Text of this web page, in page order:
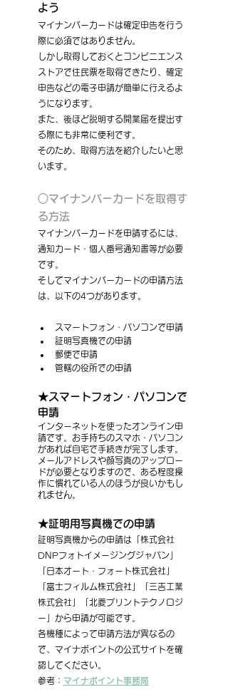
よう
マイナンバーカードは確定申告を行う
際に必須ではありません。
しかし取得しておくとコンビニエンス
ストアで住民票を取得できたり、確定
申告などの電子申請が簡単に行えるよ
うになります。
また、後ほど説明する開業届を提出す
る際にも非常に便利です。
そのため、取得方法を紹介したいと思
います。
○マイナンバーカードを取得す
る方法
マイナンバーカードを申請するには、
通知カード・個人番号通知書等が必要
です。
そしてマイナンバーカードの申請方法
は、以下の4つがあります。
スマートフォン・パソコンで申請
証明写真機での申請
郵便で申請
管轄の役所での申請
★スマートフォン・パソコンで
申請
インターネットを使ったオンライン申
請です。お手持ちのスマホ・パソコン
があれば自宅で手続きが完了します。
メールアドレスや顔写真のアップロー
ドが必要となりますので、ある程度操
作に慣れている人のほうが良いかもし
れません。
★証明用写真機での申請
証明写真機からの申請は「株式会社
DNPフォトイメージングジャパン」
「日本オート・フォート株式会社」
「富士フィルム株式会社」「三吉工業
株式会社」「北菱プリントテクノロジ
ー」から申請が可能です。
各機種によって申請方法が異なるの
で、マイナポイントの公式サイトを確
認してください。
参考： マイナポイント事務局